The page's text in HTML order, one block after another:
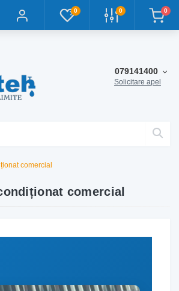
0 0 0
079141400
Solicitare apel
comercial
comercial